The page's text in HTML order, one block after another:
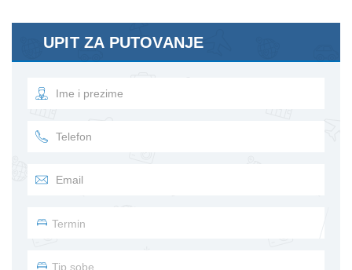
UPIT ZA PUTOVANJE